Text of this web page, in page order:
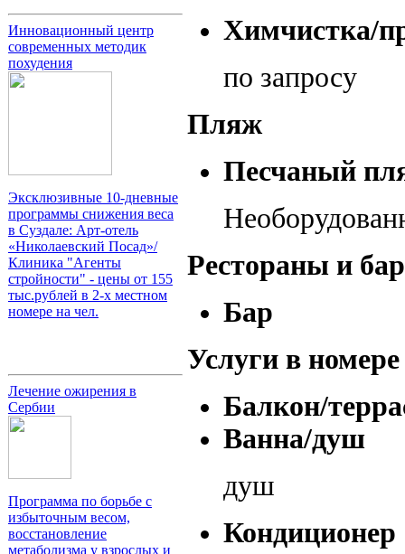
Инновационный центр
современных методик
похудения
Эксклюзивные 10-дневные
программы снижения веса
в Суздале: Арт-отель
«Николаевский Посад»/
Клиника "Агенты
стройности" - цены от 155
тыс.рублей в 2-х местном
номере на чел.
Лечение ожирения в
Сербии
Программа по борьбе с
избыточным весом,
восстановление
метаболизма у взрослых и
Химчистка/
по запросу
Пляж
Песчаный
Рестораны и
Бар
Услуги в номере
Балкон/
Ванна/душ
душ
Кондиционер